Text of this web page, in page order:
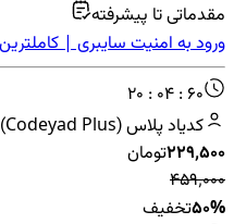
مقدماتی تا پیشرفته
ورود به امنیت سایبری |
سایبری
20 : 04 : 60
کدیاد پلاس (Codeyad Plus)
۲۲۹٬۵۰۰تومان
۴۵۹٬۰۰۰
50%تخفیف